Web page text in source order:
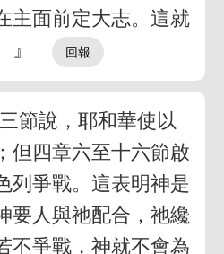
主面前定大志。這就
』
節說，耶和華使以
但四章六至十六節啟
列爭戰。這表明神是
要人與祂配合，祂纔
不爭戰，神就不會為